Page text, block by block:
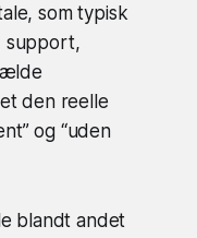
som typisk
support,
den reelle
og “uden
blandt andet